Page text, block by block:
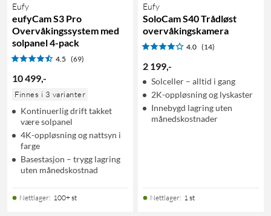
Eufy
eufyCam S3 Pro
Overvåkingssystem med
solpanel 4-pack
4.5 (69)
10 499,-
Finnes i 3 varianter
Kontinuerlig drift takket
være solpanel
4K-oppløsning og nattsyn i
farge
Basestasjon – trygg lagring
uten månedskostnad
Nettlager: 100+ st
Eufy
SoloCam S40 Trådløst
overvåkingskamera
4.0 (14)
2 199,-
Solceller – alltid i gang
2K-oppløsning og lyskaster
Innebygd lagring uten
månedskostnader
Nettlager: 1 st